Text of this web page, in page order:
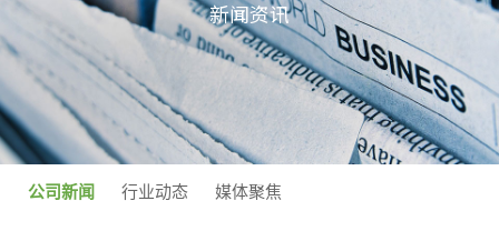
新闻资讯
公司新闻 行业动态 媒体聚焦